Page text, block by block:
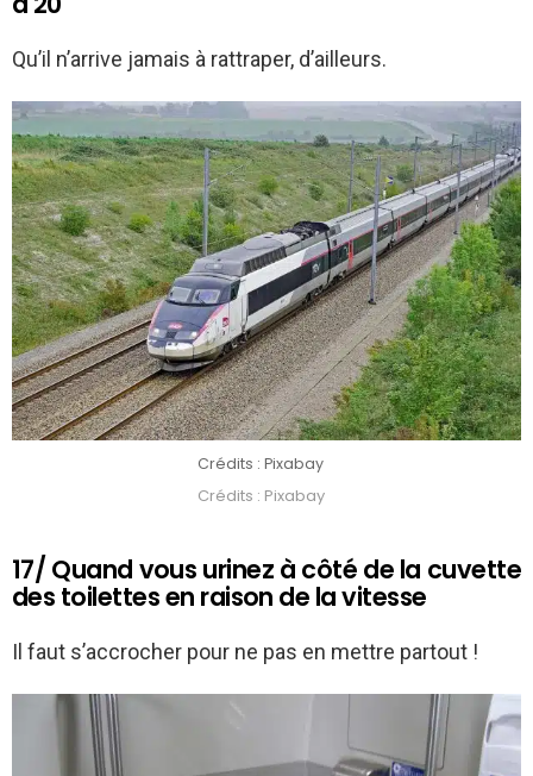
Qu’il n’arrive jamais à rattraper, d’ailleurs.
Crédits : Pixabay
Crédits : Pixabay
17/ Quand vous urinez à côté de la cuvette
des toilettes en raison de la vitesse
Il faut s’accrocher pour ne pas en mettre partout !